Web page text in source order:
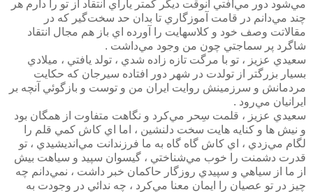
مي‌شود دور مي‌افتي آنوقت ديگر كمتر ياراي انتقاد از تو را دارم هر
چند مي‌دانم در قامت آموزگاري تا بدان حد سخت‌گير كه در
مقالاتت وصف خود و كلاسهايت را آورده اي باز هم مجال انتقاد
شاگرد پر سماجتي چون من وجود مي‌داشت .
سعيدي عزيز ، تو با مرگت تازه زاده شدي ، تولد يافتي ، ميلادي
بسيار بزرگتر از تولدت در شهر دور افتاده سيرجان كه حكايت
مردمانش و سرزمينش روايت ايران من و توست و بازگوئي آنچه بر
ايرانيان مي‌رود .
سعيدي عزيز ، قلمت سِحر مي‌كرد و نگاهت متفاوت از همگان بود
و نيش ها و كنايه هايت سخت دلنشين ، اما اي كاش كمي‌ قلم را
لگام مي‌زدي ، اي كاش گاه گاه به ما فرزندانت مي‌انديشيدي ، تو
قدرت دشمنت را خوب مي‌شناختي ، گيسوان سپيد و سياهت بيش
از ما از سياهي و سپيدي روزگار حاكمان خبر داشت ، نمي‌دانم چه
چيز در تو عصيان را ايمان معنا مي‌كرد ، چه ندائي در وجودت به